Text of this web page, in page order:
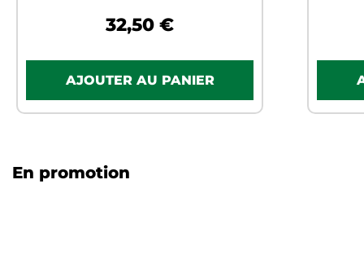
32,50 €
En promotion